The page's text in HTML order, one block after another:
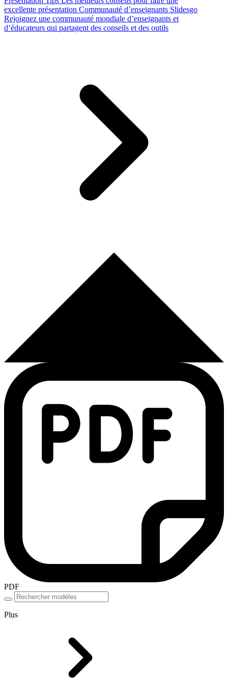
excellente présentation Communauté d’enseignants Slidesgo
Rejoignez une communauté mondiale d’enseignants et
d’éducateurs qui partagent des conseils et des outils
PDF
Plus